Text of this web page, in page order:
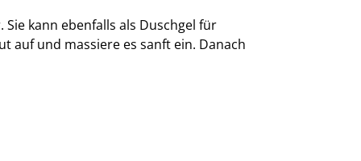
kann ebenfalls als Duschgel für
auf und massiere es sanft ein. Danach